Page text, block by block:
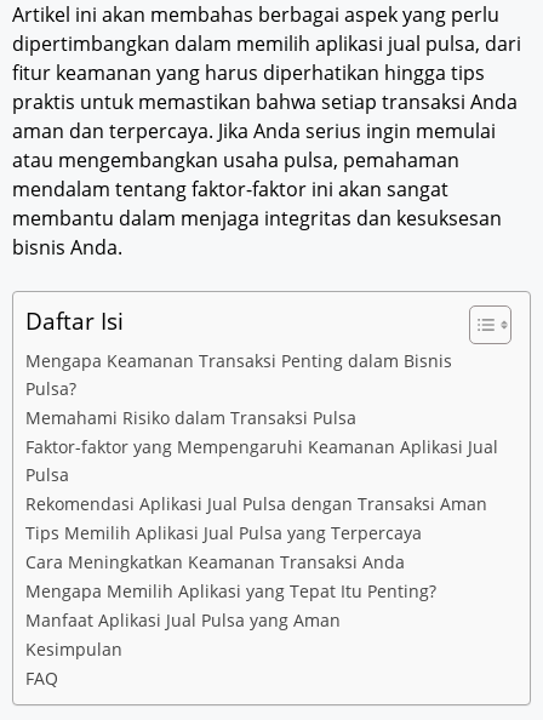
Artikel ini akan membahas berbagai aspek yang perlu
dipertimbangkan dalam memilih aplikasi jual pulsa, dari
fitur keamanan yang harus diperhatikan hingga tips
praktis untuk memastikan bahwa setiap transaksi Anda
aman dan terpercaya. Jika Anda serius ingin memulai
atau mengembangkan usaha pulsa, pemahaman
mendalam tentang faktor-faktor ini akan sangat
membantu dalam menjaga integritas dan kesuksesan
bisnis Anda.
Daftar Isi
Mengapa Keamanan Transaksi Penting dalam Bisnis
Pulsa?
Memahami Risiko dalam Transaksi Pulsa
Faktor-faktor yang Mempengaruhi Keamanan Aplikasi Jual
Pulsa
Rekomendasi Aplikasi Jual Pulsa dengan Transaksi Aman
Tips Memilih Aplikasi Jual Pulsa yang Terpercaya
Cara Meningkatkan Keamanan Transaksi Anda
Mengapa Memilih Aplikasi yang Tepat Itu Penting?
Manfaat Aplikasi Jual Pulsa yang Aman
Kesimpulan
FAQ